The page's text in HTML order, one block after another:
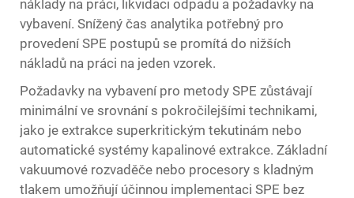
náklady na práci, likvidaci odpadu a požadavky na
vybavení. Snížený čas analytika potřebný pro
provedení SPE postupů se promítá do nižších
nákladů na práci na jeden vzorek.
Požadavky na vybavení pro metody SPE zůstávají
minimální ve srovnání s pokročilejšími technikami,
jako je extrakce superkritickým tekutinám nebo
automatické systémy kapalinové extrakce. Základní
vakuumové rozvaděče nebo procesory s kladným
tlakem umožňují účinnou implementaci SPE bez